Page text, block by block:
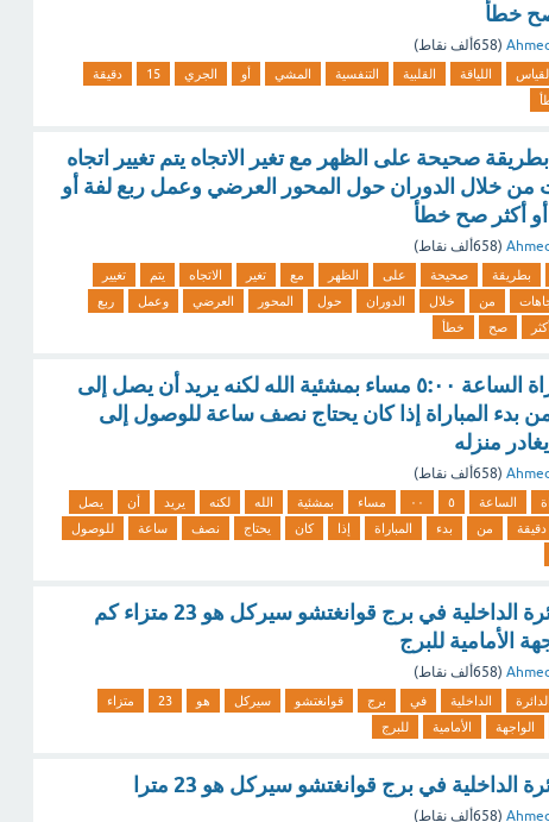
خطأ
(658ألف نقاط)
لقياس اللياقة القلبية التنفسية المشي أو الجري 15
دقيقة
بطريقة صحيحة على الظهر مع تغير الاتجاه يتم تغيير اتجاه
من خلال الدوران حول المحور العرضي وعمل ربع لفة أو
أكثر صح خطأ
(658ألف نقاط)
بطريقة صحيحة على الظهر مع تغير الاتجاه يتم
تغيير
من خلال الدوران حول المحور العرضي وعمل
ربع
صح خطأ
سيشارك ياسر في مباراة الساعة ٥:٠٠ مساء بمشئية الله لكنه يريد أن يصل إلى
٤٥ دقيقة من بدء المباراة إذا كان يحتاج نصف ساعة للوصول إلى
منزله
(658ألف نقاط)
الساعة ٥ ٠٠ مساء بمشئية الله لكنه يريد أن
يصل
دقيقة من بدء المباراة إذا كان يحتاج نصف ساعة
للوصول
إذا كان نصف قطر الدائرة الداخلية في برج قوانغتشو سيركل هو 23 متزاء كم
الأمامية للبرج
(658ألف نقاط)
الدائرة الداخلية في برج قوانغتشو سيركل هو 23
متزاء
الواجهة الأمامية للبرج
في برج قوانغتشو سيركل هو 23 مترا
(658ألف نقاط)